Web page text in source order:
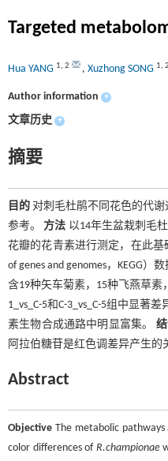
Targeted
Hua YANG 1, 2 , Xuzhong SONG 1, 2
Author information +
文章历史 +
摘要
目的 对刺毛杜鹃不同花色的代
参考。方法 以14年生盆栽刺毛
花瓣的花青素进行测定，在此基
of genes and genomes，KEGG
含19种矢车菊素，15种飞燕草素
1_vs_C-5和C-3_vs_C-5组中显
素生物合成通路中明显富集。
阿拉伯糖苷是红色调差异产生的
Abstract
Objective The metabolic
color differences of R.championae